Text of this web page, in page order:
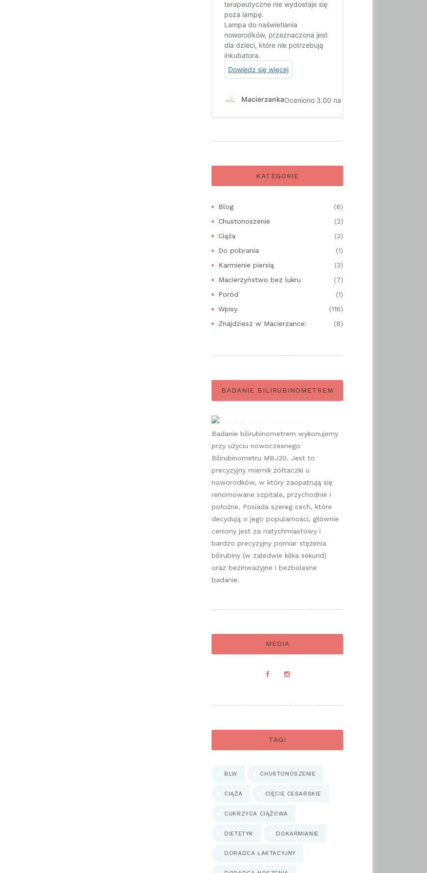
KATEGORIE
Blog
(6)
Chustonoszenie
(2)
Ciąża
(2)
Do pobrania
(1)
Karmienie piersią
(3)
Macierzyństwo bez lukru
(7)
Poród
(1)
Wpisy
(116)
Znajdziesz w Macierzance:
(8)
BADANIE BILIRUBINOMETREM
Badanie bilirubinometrem wykonujemy
przy użyciu nowoczesnego
Bilirubinometru MBJ20. Jest to
precyzyjny miernik żółtaczki u
noworodków, w który zaopatrują się
renomowane szpitale, przychodnie i
położne. Posiada szereg cech, które
decydują o jego popularności, głównie
ceniony jest za natychmiastowy i
bardzo precyzyjny pomiar stężenia
bilirubiny (w zaledwie kilka sekund)
oraz bezinwazyjne i bezbolesne
badanie.
MEDIA
TAGI
BLW CHUSTONOSZENIE
CIĄŻA CIĘCIE CESARSKIE
CUKRZYCA CIĄŻOWA
DIETETYK DOKARMIANIE
DORADCA LAKTACYJNY